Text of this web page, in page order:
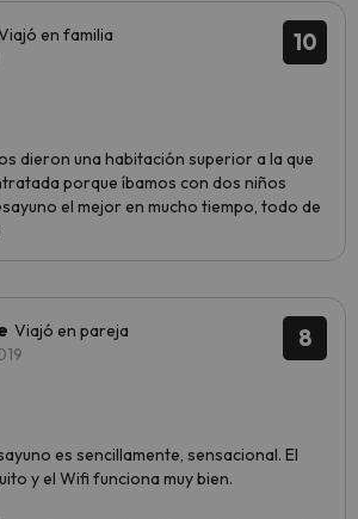
10
en familia
dieron una habitación superior a la que
porque íbamos con dos niños
el mejor en mucho tiempo, todo de
8
Viajó en pareja
es sencillamente, sensacional. El
y el Wifi funciona muy bien.